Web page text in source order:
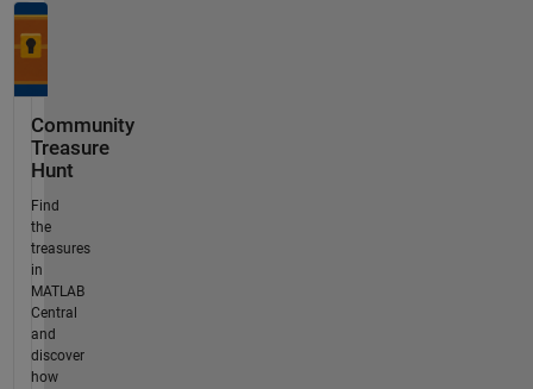
Community
Treasure
Hunt
Find
the
treasures
in
MATLAB
Central
and
discover
how